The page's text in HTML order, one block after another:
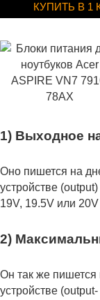
КУПИТЬ В 1
1) Выходное
Оно пишется на
устройстве
19V, 19.5V или 20V
2)
Он так же пишется
устройстве